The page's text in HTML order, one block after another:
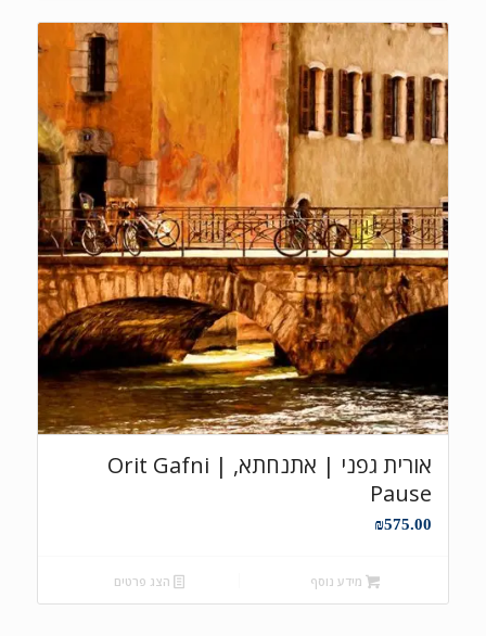
אורית גפני | אתנחתא, Orit Gafni |
Pause
₪575.00
מידע נוסף הצג פרטים